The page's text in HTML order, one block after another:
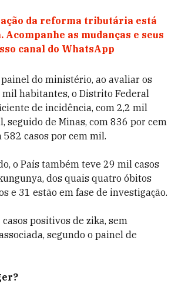
da reforma tributária está
Acompanhe as mudanças e seus
canal do WhatsApp
do ministério, ao avaliar os
mil habitantes, o Distrito Federal
de incidência, com 2,2 mil
seguido de Minas, com 836 por cem
582 casos por cem mil.
o País também teve 29 mil casos
dos quais quatro óbitos
e 31 estão em fase de investigação.
positivos de zika, sem
segundo o painel de